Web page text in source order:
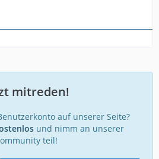
mitreden!
auf unserer Seite?
und nimm an unserer
teil!